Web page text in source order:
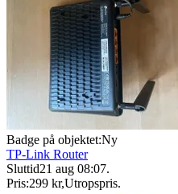
Badge på objektet:Ny
TP-Link Router
Sluttid21 aug 08:07.
Pris:299 kr,Utropspris.